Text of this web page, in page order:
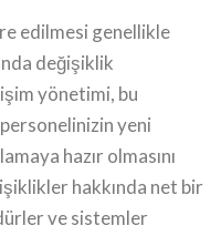
edilmesi genellikle
değişiklik
yönetimi, bu
yeni
hazır olmasını
hakkında net bir
ve sistemler